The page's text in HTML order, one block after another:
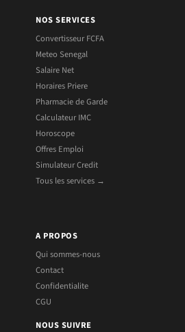
NOS SERVICES
Convertisseur FCFA
Meteo Senegal
Salaire Net
Horaires Priere
Pharmacie de Garde
Calculateur IMC
Horoscope
Offres Emploi
Simulateur Credit
Tous les services →
A PROPOS
Qui sommes-nous
Contact
Confidentialite
CGU
NOUS SUIVRE